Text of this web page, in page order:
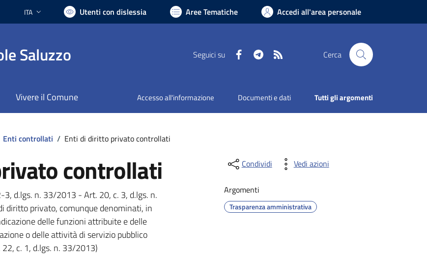
Lingua attiva:
ITA Utenti con dislessia Aree Tematiche Accedi all'area personale
Saluzzo Seguici su FacebookTelegram Cerca
Vivere il Comune Accesso all'informazione Documenti e dati Tutti gli argomenti
Enti controllati / Enti di diritto privato controllati
controllati
d.lgs. n. 33/2013 - Art. 20, c. 3, d.lgs. n.
diritto privato, comunque denominati, in
delle funzioni attribuite e delle
o delle attività di servizio pubblico
c. 1, d.lgs. n. 33/2013)
Condividi Vedi azioni
Argomenti
Trasparenza amministrativa